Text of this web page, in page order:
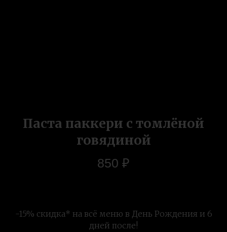
Паста паккери с томлёной
говядиной
850 ₽
-15% скидка* на всё меню в День Рождения и 6
дней после!